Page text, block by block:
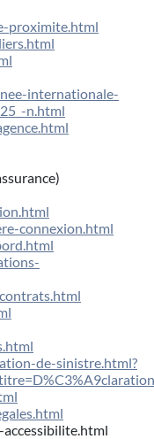
proximite.html
internationale-
n.html
assurance)
connexion.html
de-sinistre.html?